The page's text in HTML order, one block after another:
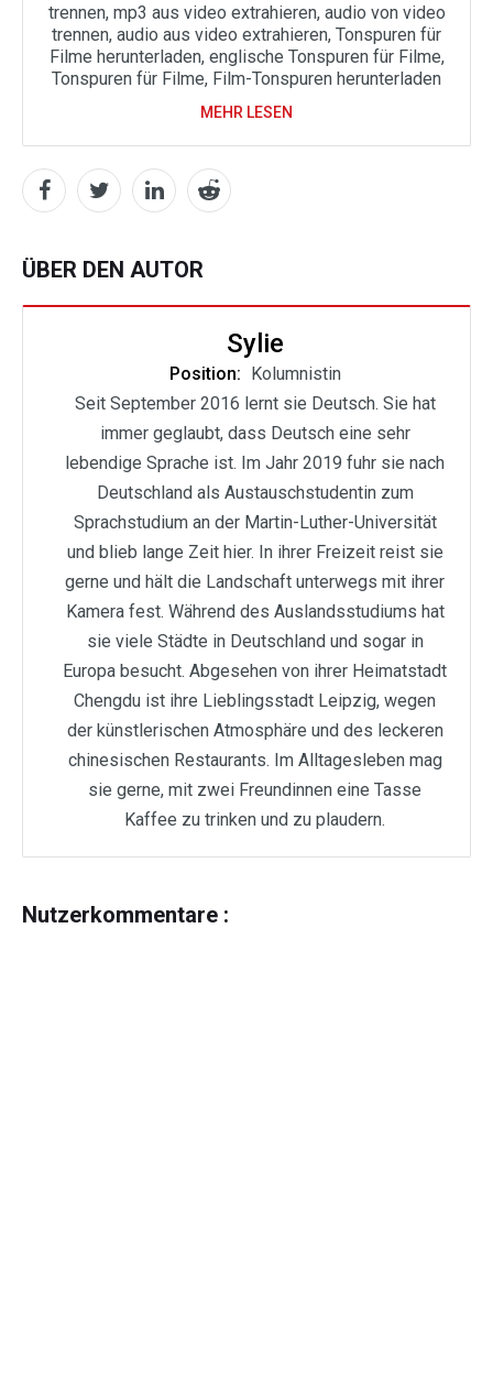
trennen, mp3 aus video extrahieren, audio von video
trennen, audio aus video extrahieren, Tonspuren für
Filme herunterladen, englische Tonspuren für Filme,
Tonspuren für Filme, Film-Tonspuren herunterladen
MEHR LESEN
ÜBER DEN AUTOR
Sylie
Position:
Kolumnistin
Seit September 2016 lernt sie Deutsch. Sie hat
immer geglaubt, dass Deutsch eine sehr
lebendige Sprache ist. Im Jahr 2019 fuhr sie nach
Deutschland als Austauschstudentin zum
Sprachstudium an der Martin-Luther-Universität
und blieb lange Zeit hier. In ihrer Freizeit reist sie
gerne und hält die Landschaft unterwegs mit ihrer
Kamera fest. Während des Auslandsstudiums hat
sie viele Städte in Deutschland und sogar in
Europa besucht. Abgesehen von ihrer Heimatstadt
Chengdu ist ihre Lieblingsstadt Leipzig, wegen
der künstlerischen Atmosphäre und des leckeren
chinesischen Restaurants. Im Alltagesleben mag
sie gerne, mit zwei Freundinnen eine Tasse
Kaffee zu trinken und zu plaudern.
Nutzerkommentare :